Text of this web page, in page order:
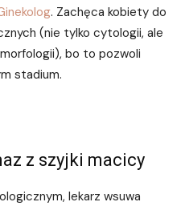
. Zachęca kobiety do
(nie tylko cytologii, ale
bo to pozwoli
stadium.
z szyjki macicy
lekarz wsuwa